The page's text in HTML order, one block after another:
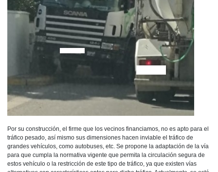
Por su construcción, el firme que los vecinos financiamos, no es apto para el
tráfico pesado, así mismo sus dimensiones hacen inviable el tráfico de
grandes vehículos, como autobuses, etc. Se propone la adaptación de la vía
para que cumpla la normativa vigente que permita la circulación segura de
estos vehículo o la restricción de este tipo de tráfico, ya que existen vías